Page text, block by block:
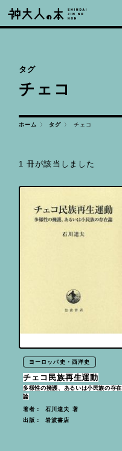
タグ
チェコ
ホーム タグ チェコ
1 冊が該当しました
ヨーロッパ史・西洋史
チェコ民族再生運動
多様性の擁護、あるいは小民族の存在
論
著者： 石川達夫 著
出版： 岩波書店